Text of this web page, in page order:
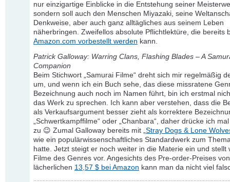
nur einzigartige Einblicke in die Entstehung seiner
sondern soll auch den Menschen Miyazaki, seine
Denkweise, aber auch ganz alltägliches aus seinem Leben
näherbringen. Zweifellos absolute Pflichtlektüre, die bereits
Amazon.com vorbestellt werden kann.
Patrick Galloway: Warring Clans, Flashing Blades – A
Companion
Beim Stichwort „Samurai Filme“ dreht sich mir regelmäßig
um, und wenn ich ein Buch sehe, das diese missratene
Bezeichnung auch noch im Namen führt, bin ich erstmal
das Werk zu sprechen. Ich kann aber verstehen, dass die
als Verkaufsargument besser zieht als korrektere
„Schwertkampffilme“ oder „Chanbara“, daher drücke ich
zu 😉 Zumal Galloway bereits mit „Stray Dogs & Lone
wie ein populärwissenschaftliches Standardwerk zum
hatte. Jetzt steigt er noch weiter in die Materie ein und stellt
Filme des Genres vor. Angesichts des Pre-order-Preises von
lächerlichen 13,57 $ bei Amazon kann man da nicht viel